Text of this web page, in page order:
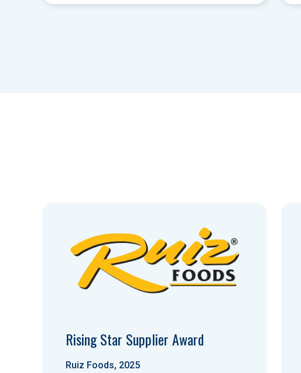
Rising Star Supplier Award
Ruiz Foods, 2025